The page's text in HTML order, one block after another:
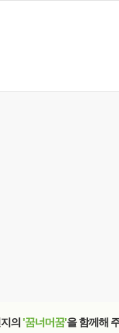
의 '꿈너머꿈'을 함께해